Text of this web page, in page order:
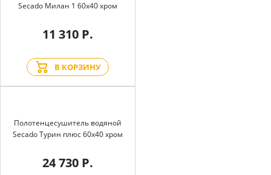
Secado Милан 1 60x40 хром
11 310 Р.
В КОРЗИНУ
Полотенцесушитель водяной
Secado Турин плюс 60x40 хром
24 730 Р.